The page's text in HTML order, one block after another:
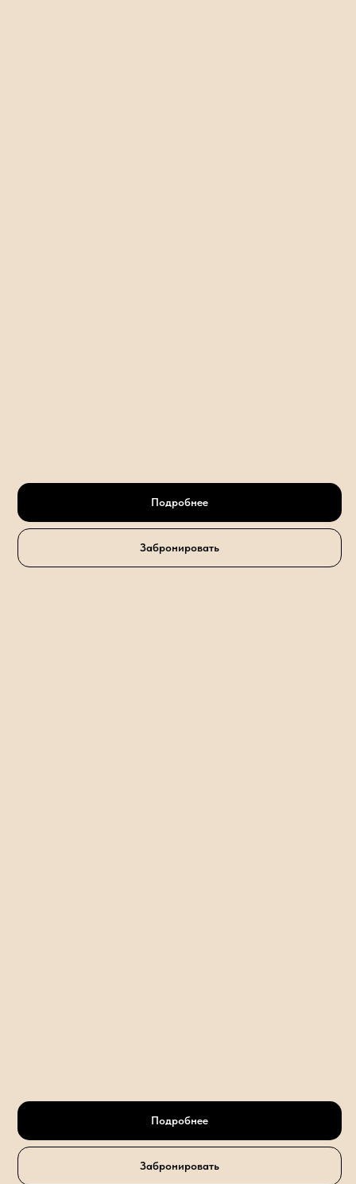
Подробнее
Забронировать
Подробнее
Забронировать